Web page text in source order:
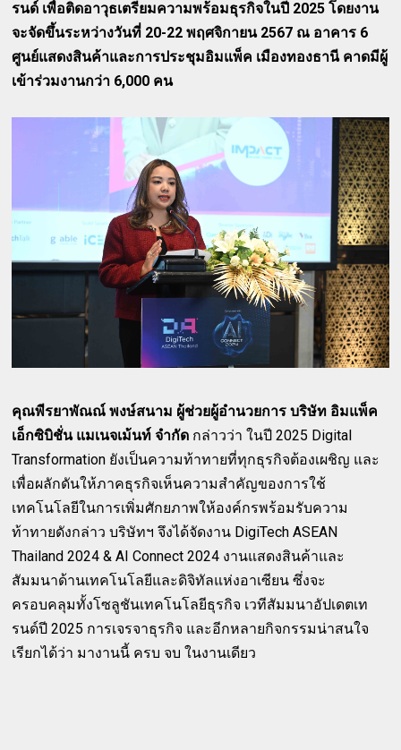
รนด์ เพื่อติดอาวุธเตรียมความพร้อมธุรกิจในปี 2025 โดยงาน
จะจัดขึ้นระหว่างวันที่ 20-22 พฤศจิกายน 2567 ณ อาคาร 6
ศูนย์แสดงสินค้าและการประชุมอิมแพ็ค เมืองทองธานี คาดมีผู้
เข้าร่วมงานกว่า 6,000 คน
คุณพีรยาพัณณ์ พงษ์สนาม ผู้ช่วยผู้อำนวยการ บริษัท อิมแพ็ค
เอ็กซิบิชั่น แมเนจเม้นท์ จำกัด กล่าวว่า ในปี 2025 Digital
Transformation ยังเป็นความท้าทายที่ทุกธุรกิจต้องเผชิญ และ
เพื่อผลักดันให้ภาคธุรกิจเห็นความสำคัญของการใช้
เทคโนโลยีในการเพิ่มศักยภาพให้องค์กรพร้อมรับความ
ท้าทายดังกล่าว บริษัทฯ จึงได้จัดงาน DigiTech ASEAN
Thailand 2024 & AI Connect 2024 งานแสดงสินค้าและ
สัมมนาด้านเทคโนโลยีและดิจิทัลแห่งอาเซียน ซึ่งจะ
ครอบคลุมทั้งโซลูชันเทคโนโลยีธุรกิจ เวทีสัมมนาอัปเดตเท
รนด์ปี 2025 การเจรจาธุรกิจ และอีกหลายกิจกรรมน่าสนใจ
เรียกได้ว่า มางานนี้ ครบ จบ ในงานเดียว